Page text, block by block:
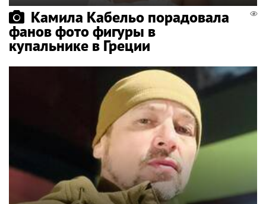
Камила Кабельо порадовала
фанов фото фигуры в
купальнике в Греции